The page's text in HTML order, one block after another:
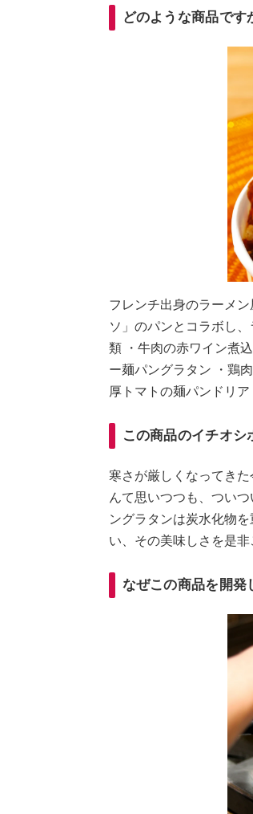
どのような商品です
フレンチ出身のラーメ
ソ」のパンとコラボし
類 ・牛肉の赤ワイン煮
ー麺パングラタン ・鶏
厚トマトの麺パンドリア
この商品のイチオシ
寒さが厳しくなってき
んて思いつつも、つい
ングラタンは炭水化物
い、その美味しさを是非
なぜこの商品を開発